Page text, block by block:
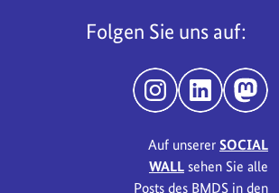
Folgen Sie uns auf:
InstagramLinkedIn
Auf unserer SOCIAL
WALLsehen Sie alle
Posts des BMDS in den